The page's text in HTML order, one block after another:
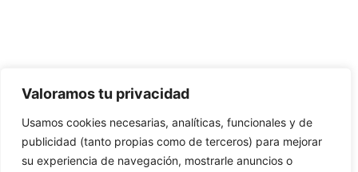
Valoramos tu privacidad
Usamos cookies necesarias, analíticas, funcionales y de
publicidad (tanto propias como de terceros) para mejorar
su experiencia de navegación, mostrarle anuncios o
contacto@elbotiquinsuministrossanitarios.com
· Política de Privacidad